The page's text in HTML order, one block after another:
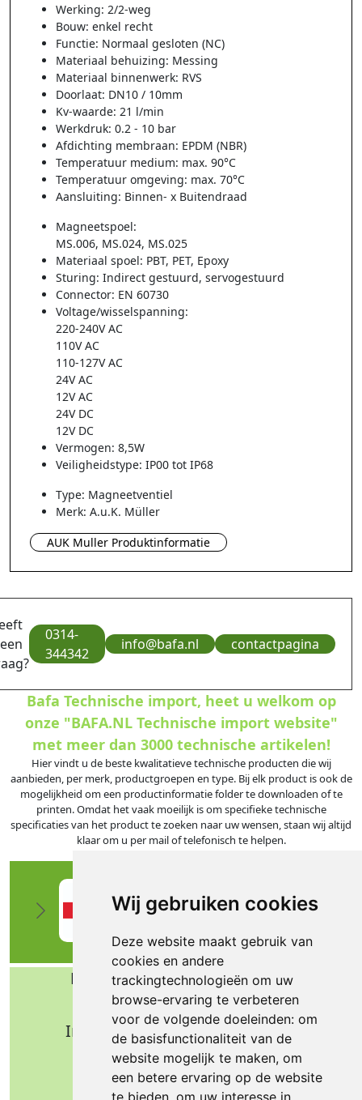
Wij gebruiken cookies
Deze website maakt gebruik van
cookies en andere
trackingtechnologieën om uw
browse-ervaring te verbeteren
voor de volgende doeleinden: om
de basisfunctionaliteit van de
website mogelijk te maken, om
een betere ervaring op de website
te bieden, om uw interesse in
Werking: 2/2-weg
Bouw: enkel recht
Functie: Normaal gesloten (NC)
Materiaal behuizing: Messing
Materiaal binnenwerk: RVS
Doorlaat: DN10 / 10mm
Kv-waarde: 21 l/min
Werkdruk: 0.2 - 10 bar
Afdichting membraan: EPDM (NBR)
Temperatuur medium: max. 90°C
Temperatuur omgeving: max. 70°C
Aansluiting: Binnen- x Buitendraad
Magneetspoel:
MS.006, MS.024, MS.025
Materiaal spoel: PBT, PET, Epoxy
Sturing: Indirect gestuurd, servogestuurd
Connector: EN 60730
Voltage/wisselspanning:
220-240V AC
110V AC
110-127V AC
24V AC
12V AC
24V DC
12V DC
Vermogen: 8,5W
Veiligheidstype: IP00 tot IP68
Type: Magneetventiel
Merk: A.u.K. Müller
AUK Muller Produktinformatie
0314-
344342
info@bafa.nl contactpagina
Bafa Technische import, heet u welkom op
onze "BAFA.NL Technische import website"
met meer dan 3000 technische artikelen!
Hier vindt u de beste kwalitatieve technische producten die wij
aanbieden, per merk, productgroepen en type. Bij elk product is ook de
mogelijkheid om een productinformatie folder te downloaden of te
printen. Omdat het vaak moeilijk is om specifieke technische
specificaties van het product te zoeken naar uw wensen, staan wij altijd
klaar om u per mail of telefonisch te helpen.
Bafa b.v. Technische import
Nijverheidsweg 11
Industrieterrein Verheulsweide
7005 AS Doetinchem
Tel.: +31 (0)314 344 342